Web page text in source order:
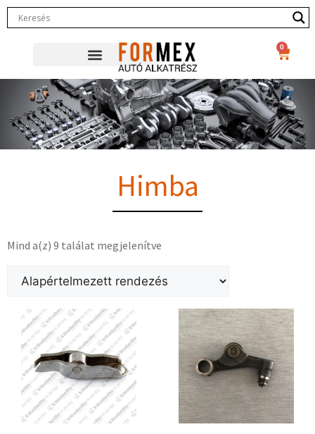
0
Himba
Mind a(z) 9 találat megjelenítve